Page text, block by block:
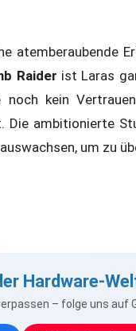
atemberaubende
Raider ist Laras
kein
Die ambitionierte
um zu
Hardware-
– folge uns auf